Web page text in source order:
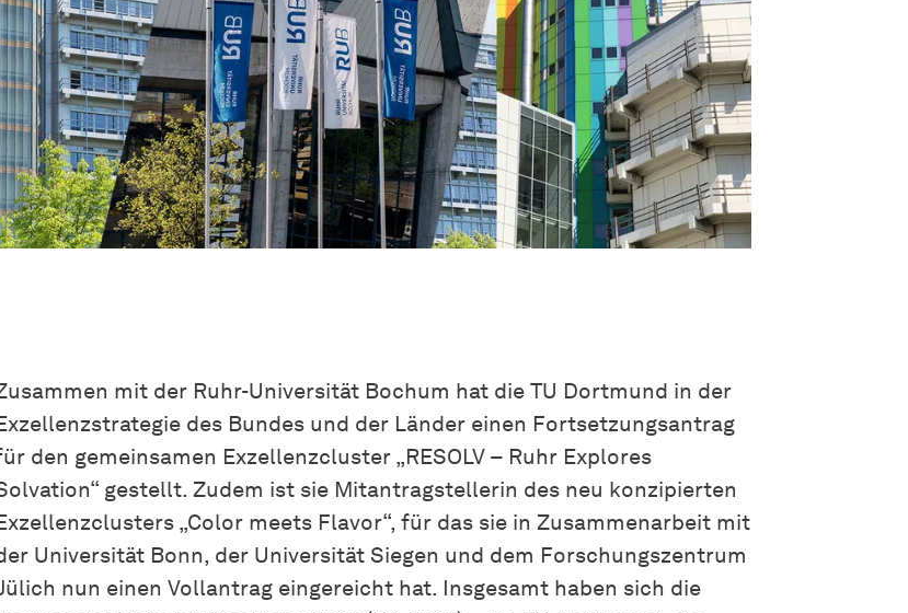
mit der Ruhr-Universität Bochum hat die TU Dortmund in der
des Bundes und der Länder einen Fortsetzungsantrag
den gemeinsamen Exzellenzcluster „RESOLV – Ruhr Explores
gestellt. Zudem ist sie Mitantragstellerin des neu konzipierten
„Color meets Flavor“, für das sie in Zusammenarbeit mit
Universität Bonn, der Universität Siegen und dem Forschungszentrum
nun einen Vollantrag eingereicht hat. Insgesamt haben sich die